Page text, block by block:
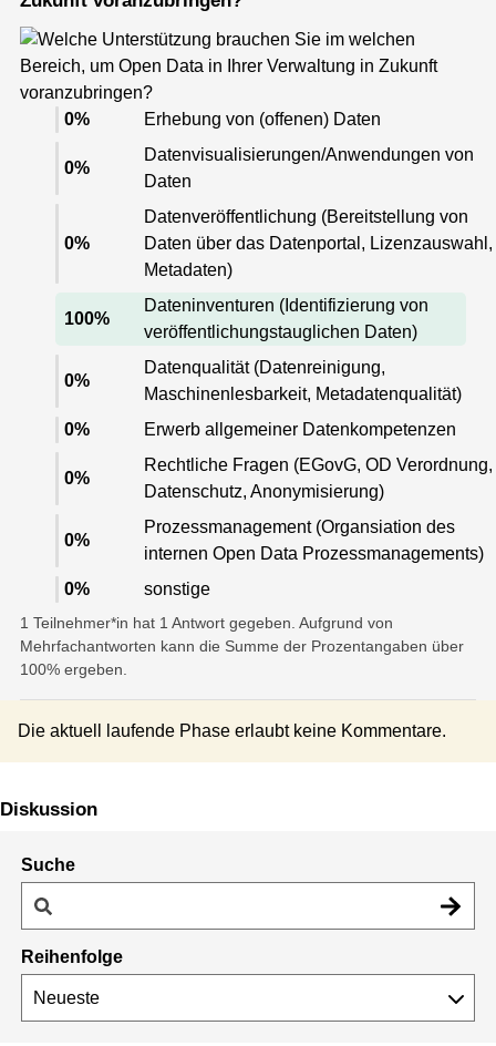
0% Erhebung von (offenen) Daten
0%
Datenvisualisierungen/Anwendungen von
Daten
0%
Datenveröffentlichung (Bereitstellung von
Daten über das Datenportal, Lizenzauswahl,
Metadaten)
100%
Dateninventuren (Identifizierung von
veröffentlichungstauglichen Daten)
0%
Datenqualität (Datenreinigung,
Maschinenlesbarkeit, Metadatenqualität)
0% Erwerb allgemeiner Datenkompetenzen
0%
Rechtliche Fragen (EGovG, OD Verordnung,
Datenschutz, Anonymisierung)
0%
Prozessmanagement (Organsiation des
internen Open Data Prozessmanagements)
0% sonstige
1 Teilnehmer*in hat 1 Antwort gegeben. Aufgrund von
Mehrfachantworten kann die Summe der Prozentangaben über
100% ergeben.
Die aktuell laufende Phase erlaubt keine Kommentare.
Diskussion
Suche
Reihenfolge